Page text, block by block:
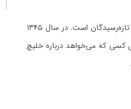
بی‌شک احمد اقتداری از سابقون دفاع از نام تاریخی و مستند خلیج فارس و مبارزه علمی با مطامع حرامیان و تازه‌رسیدگان است. در سال ۱۳۴۵
کسی که می‌خواهد درباره خلیچ